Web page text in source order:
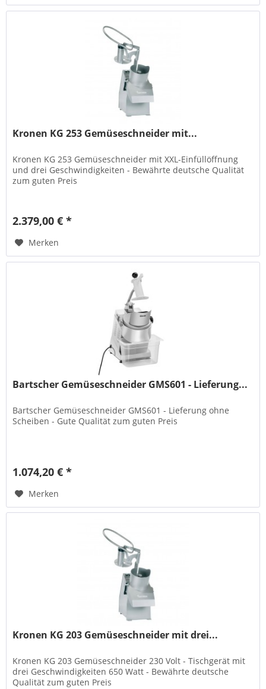
Kronen KG 253 Gemüseschneider mit...
Kronen KG 253 Gemüseschneider mit XXL-Einfüllöffnung
und drei Geschwindigkeiten - Bewährte deutsche Qualität
zum guten Preis
2.379,00 € *
Merken
Bartscher Gemüseschneider GMS601 - Lieferung...
Bartscher Gemüseschneider GMS601 - Lieferung ohne
Scheiben - Gute Qualität zum guten Preis
1.074,20 € *
Merken
Kronen KG 203 Gemüseschneider mit drei...
Kronen KG 203 Gemüseschneider 230 Volt - Tischgerät mit
drei Geschwindigkeiten 650 Watt - Bewährte deutsche
Qualität zum guten Preis